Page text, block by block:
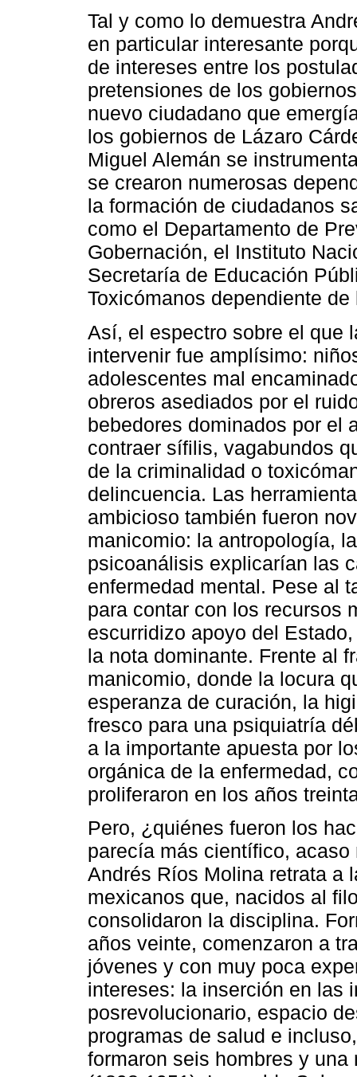
Tal y como lo demuestra
en particular interesante
de intereses entre los
pretensiones de los
nuevo ciudadano que
los gobiernos de Lázaro
Miguel Alemán se
se crearon numerosas
la formación de ciudadanos
como el Departamento de
Gobernación, el Instituto
Secretaría de Educación
Toxicómanos dependiente
Así, el espectro sobre el que
intervenir fue amplísimo:
adolescentes mal
obreros asediados por el
bebedores dominados por el
contraer sífilis, vagabundos
de la criminalidad o
delincuencia. Las
ambicioso también fueron
manicomio: la antropología,
psicoanálisis explicarían las
enfermedad mental. Pese al
para contar con los recursos
escurridizo apoyo del
la nota dominante. Frente al
manicomio, donde la locura
esperanza de curación, la
fresco para una psiquiatría
a la importante apuesta por
orgánica de la enfermedad,
proliferaron en los años
Pero, ¿quiénes fueron los
parecía más científico,
Andrés Ríos Molina retrata a
mexicanos que, nacidos al
consolidaron la disciplina.
años veinte, comenzaron a
jóvenes y con muy poca
intereses: la inserción en las
posrevolucionario, espacio
programas de salud e
formaron seis hombres y